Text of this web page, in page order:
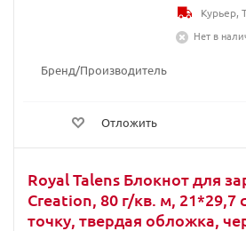
Бренд/Производитель
Отложить
Курьер,
Нет в
Royal Talens Блокнот для
Creation, 80 г/кв. м, 21*29,7
точку, твердая обложка,